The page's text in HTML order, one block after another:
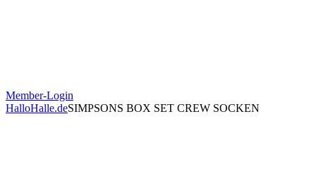
Member-Login
HalloHalle.deSIMPSONS BOX SET CREW SOCKEN